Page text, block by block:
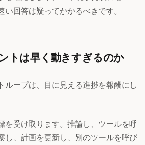
い回答は疑ってかかるべきです。
トは早く動きすぎるのか
ループは、目に見える進捗を報酬にし
を受け取ります。推論し、ツールを呼
し、計画を更新し、別のツールを呼び